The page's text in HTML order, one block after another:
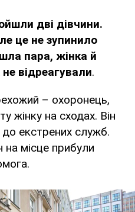
дві дівчини.
це не зупинило
пара, жінка й
відреагували.
– охоронець,
жінку на сходах. Він
екстрених служб.
на місце прибули